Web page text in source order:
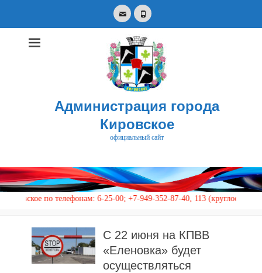
EmailPhone
Администрация города
Кировское
официальный сайт
for:
телефонам: 6-25-00; +7-949-352-87-40, 113 (круглосуточно)
С 22 июня на КПВВ
«Еленовка» будет
осуществляться